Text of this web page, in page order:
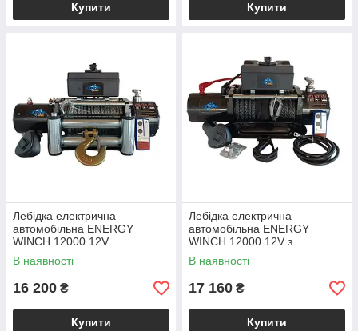
Купити Купити
Лебідка електрична
автомобільна ENERGY
WINCH 12000 12V
В наявності
16 200 ₴
Купити
Лебідка електрична
автомобільна ENERGY
WINCH 12000 12V з
синтетичним тросом
В наявності
17 160 ₴
Купити